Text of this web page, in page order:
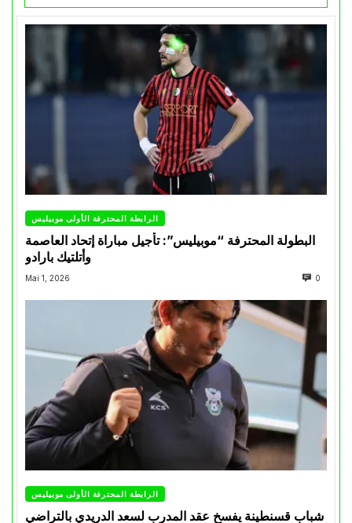
الرابطة المحترفة الأولى موبيليس
البطولة المحترفة “موبيليس”: تأجيل مباراة إتحاد العاصمة
وأتلتيك بارادو
Mai 1, 2026 0
الرابطة المحترفة الأولى موبيليس
شباب قسنطينة يفسخ عقد المدرب لسعد الدريدي بالتراضي